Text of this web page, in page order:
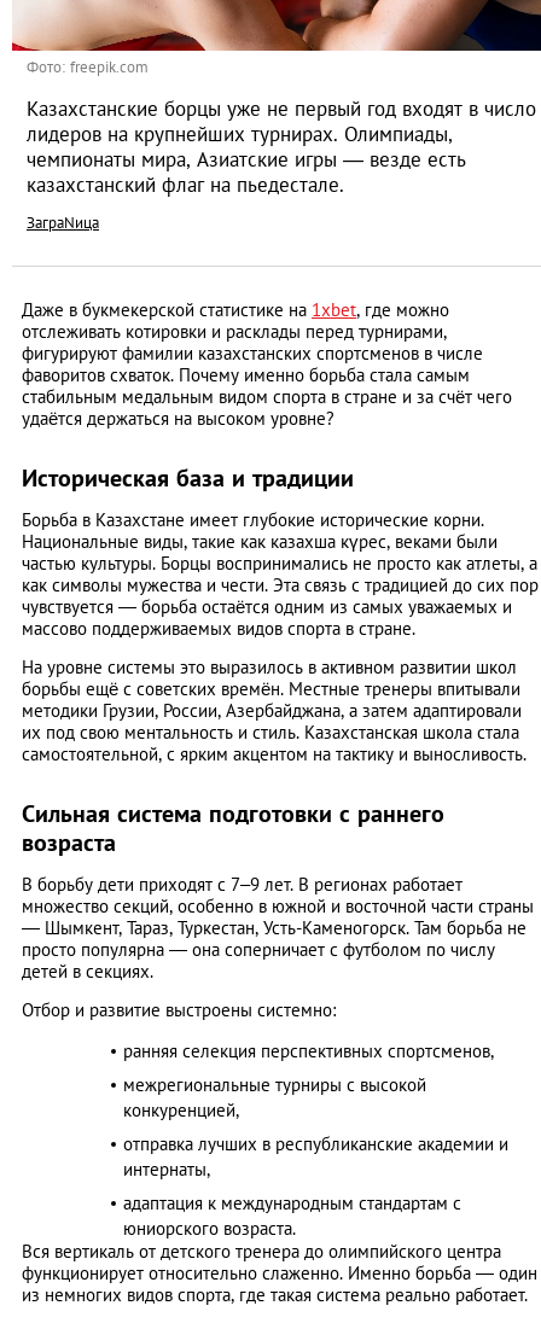
Фото: freepik.com
Казахстанские борцы уже не первый год входят в число
лидеров на крупнейших турнирах. Олимпиады,
чемпионаты мира, Азиатские игры — везде есть
казахстанский флаг на пьедестале.
ЗаграNица
Даже в букмекерской статистике на 1xbet, где можно
отслеживать котировки и расклады перед турнирами,
фигурируют фамилии казахстанских спортсменов в числе
фаворитов схваток. Почему именно борьба стала самым
стабильным медальным видом спорта в стране и за счёт чего
удаётся держаться на высоком уровне?
Историческая база и традиции
Борьба в Казахстане имеет глубокие исторические корни.
Национальные виды, такие как казахша күрес, веками были
частью культуры. Борцы воспринимались не просто как атлеты, а
как символы мужества и чести. Эта связь с традицией до сих пор
чувствуется — борьба остаётся одним из самых уважаемых и
массово поддерживаемых видов спорта в стране.
На уровне системы это выразилось в активном развитии школ
борьбы ещё с советских времён. Местные тренеры впитывали
методики Грузии, России, Азербайджана, а затем адаптировали
их под свою ментальность и стиль. Казахстанская школа стала
самостоятельной, с ярким акцентом на тактику и выносливость.
Сильная система подготовки с раннего
возраста
В борьбу дети приходят с 7–9 лет. В регионах работает
множество секций, особенно в южной и восточной части страны
— Шымкент, Тараз, Туркестан, Усть-Каменогорск. Там борьба не
просто популярна — она соперничает с футболом по числу
детей в секциях.
Отбор и развитие выстроены системно:
ранняя селекция перспективных спортсменов,
межрегиональные турниры с высокой
конкуренцией,
отправка лучших в республиканские академии и
интернаты,
адаптация к международным стандартам с
юниорского возраста.
Вся вертикаль от детского тренера до олимпийского центра
функционирует относительно слаженно. Именно борьба — один
из немногих видов спорта, где такая система реально работает.